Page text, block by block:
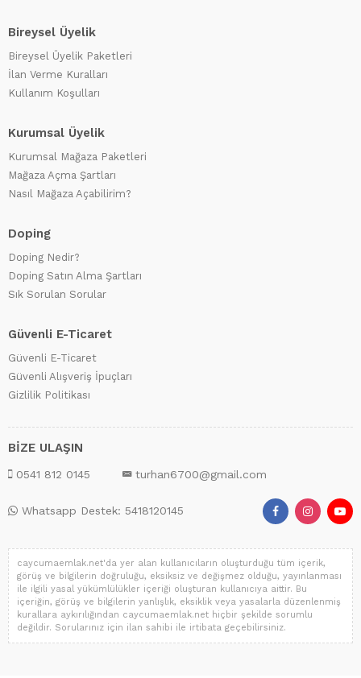
Bireysel Üyelik
Bireysel Üyelik Paketleri
İlan Verme Kuralları
Kullanım Koşulları
Kurumsal Üyelik
Kurumsal Mağaza Paketleri
Mağaza Açma Şartları
Nasıl Mağaza Açabilirim?
Doping
Doping Nedir?
Doping Satın Alma Şartları
Sık Sorulan Sorular
Güvenli E-Ticaret
Güvenli E-Ticaret
Güvenli Alışveriş İpuçları
Gizlilik Politikası
BİZE ULAŞIN
0541 812 0145 turhan6700@gmail.com
Whatsapp Destek: 5418120145
caycumaemlak.net'da yer alan kullanıcıların oluşturduğu tüm içerik,
görüş ve bilgilerin doğruluğu, eksiksiz ve değişmez olduğu, yayınlanması
ile ilgili yasal yükümlülükler içeriği oluşturan kullanıcıya aittir. Bu
içeriğin, görüş ve bilgilerin yanlışlık, eksiklik veya yasalarla düzenlenmiş
kurallara aykırılığından caycumaemlak.net hiçbir şekilde sorumlu
değildir. Sorularınız için ilan sahibi ile irtibata geçebilirsiniz.